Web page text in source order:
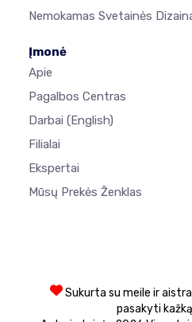
Nemokamas Svetainės
Įmonė
Apie
Pagalbos Centras
Darbai (English)
Filialai
Ekspertai
Mūsų Prekės Ženklas
Sukurta su meile ir
pasakyti